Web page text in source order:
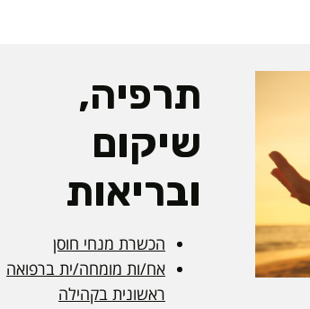
תרפיה,
שיקום
ובריאות
הכשרת מנחי חוסן
אח/ות מומחה/ית ברפואה
ראשונית בקהילה